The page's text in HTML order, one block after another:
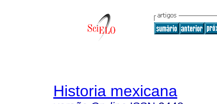
Historia mexicana